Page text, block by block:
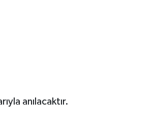
anılacaktır.